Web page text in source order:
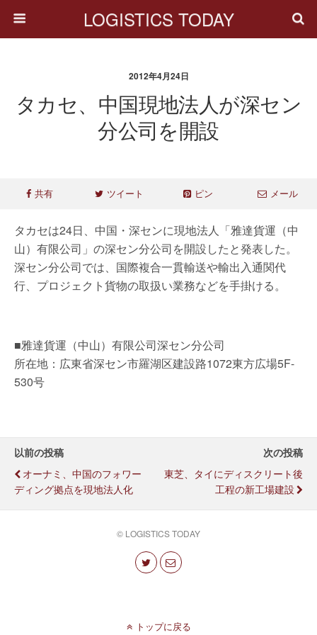
LOGISTICS TODAY
2012年4月24日
タカセ、中国現地法人が深セン
分公司を開設
共有 ツイート ピン メール
タカセは24日、中国・深センに現地法人「雅達貨運（中
山）有限公司」の深セン分公司を開設したと発表した。
深セン分公司では、国際複合一貫輸送や輸出入通関代
行、プロジェクト貨物の取扱い業務などを手掛ける。
■雅達貨運（中山）有限公司深セン分公司
所在地：広東省深セン市羅湖区建設路1072東方広場5F-
530号
以前の投稿
オーナミ、中国のフォワー
ディング拠点を現地法人化
次の投稿
東芝、タイにディスクリート後
工程の新工場建設
© LOGISTICS TODAY
トップに戻る